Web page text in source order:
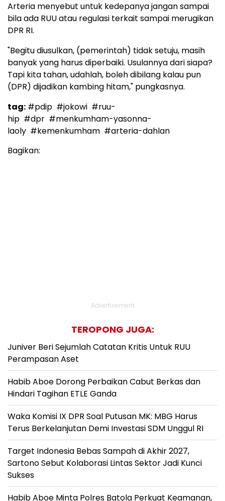
Arteria menyebut untuk kedepanya jangan sampai
bila ada RUU atau regulasi terkait sampai merugikan
DPR RI.
"Begitu diusulkan, (pemerintah) tidak setuju, masih
banyak yang harus diperbaiki. Usulannya dari siapa?
Tapi kita tahan, udahlah, boleh dibilang kalau pun
(DPR) dijadikan kambing hitam," pungkasnya.
tag: #pdip #jokowi #ruu-
hip #dpr #menkumham-yasonna-
laoly #kemenkumham #arteria-dahlan
Bagikan:
Advertisement
TEROPONG JUGA:
Juniver Beri Sejumlah Catatan Kritis Untuk RUU
Perampasan Aset
Habib Aboe Dorong Perbaikan Cabut Berkas dan
Hindari Tagihan ETLE Ganda
Waka Komisi IX DPR Soal Putusan MK: MBG Harus
Terus Berkelanjutan Demi Investasi SDM Unggul RI
Target Indonesia Bebas Sampah di Akhir 2027,
Sartono Sebut Kolaborasi Lintas Sektor Jadi Kunci
Sukses
Habib Aboe Minta Polres Batola Perkuat Keamanan,